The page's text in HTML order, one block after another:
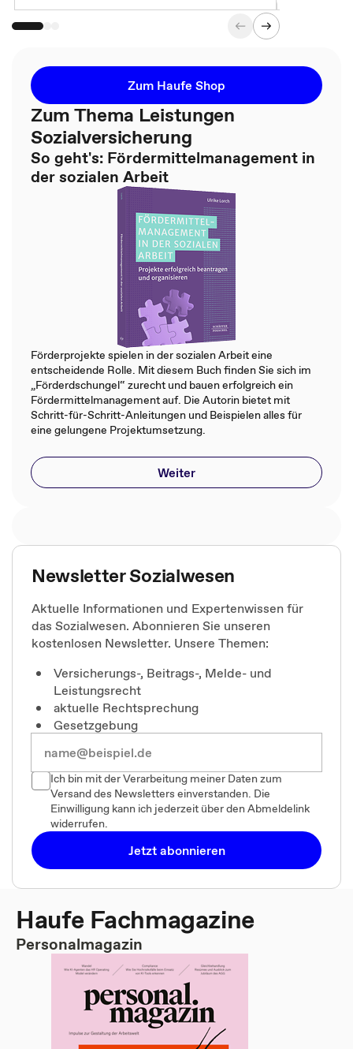
Zum Haufe Shop
Zum Thema Leistungen
Sozialversicherung
So geht's: Fördermittelmanagement in
der sozialen Arbeit
Förderprojekte spielen in der sozialen Arbeit eine
entscheidende Rolle. Mit diesem Buch finden Sie sich im
„Förderdschungel“ zurecht und bauen erfolgreich ein
Fördermittelmanagement auf. Die Autorin bietet mit
Schritt-für-Schritt-Anleitungen und Beispielen alles für
eine gelungene Projektumsetzung.
Weiter
Newsletter Sozialwesen
Aktuelle Informationen und Expertenwissen für
das Sozialwesen. Abonnieren Sie unseren
kostenlosen Newsletter. Unsere Themen:
Versicherungs-, Beitrags-, Melde- und
Leistungsrecht
aktuelle Rechtsprechung
Gesetzgebung
Ich bin mit der Verarbeitung meiner Daten zum
Versand des Newsletters einverstanden. Die
Einwilligung kann ich jederzeit über den Abmeldelink
widerrufen.
Jetzt abonnieren
Haufe Fachmagazine
Personalmagazin